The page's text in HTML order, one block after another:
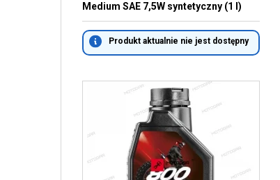
Medium SAE 7,5W syntetyczny (1 l)
Produkt aktualnie nie jest dostępny